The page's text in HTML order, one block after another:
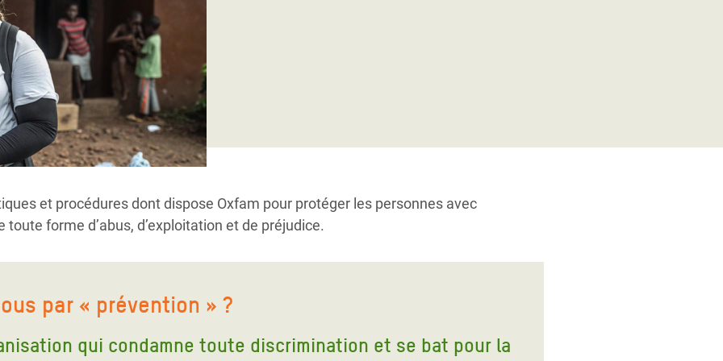
et
en Afrique de
Yémen
Réfugiés Rohingyas
du Sudet procédures dont dispose Oxfam pour protéger les personnes avec
toute forme d’abus, d’exploitation et de préjudice.
par « prévention » ?
qui condamne toute discrimination et se bat pour la